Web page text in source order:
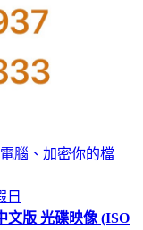
腦、加密你的檔
日
文版 光碟映像 (ISO